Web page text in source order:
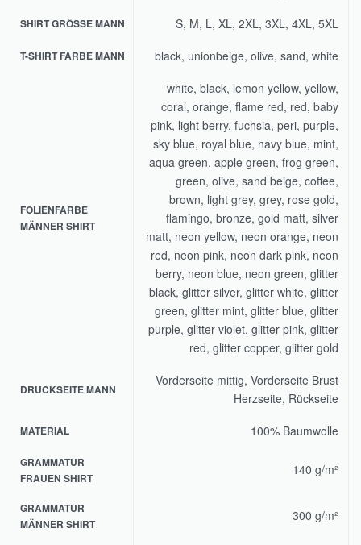
SHIRT GRÖSSE MANN S, M, L, XL, 2XL, 3XL, 4XL, 5XL
T-SHIRT FARBE MANN black, unionbeige, olive, sand, white
FOLIENFARBE
MÄNNER SHIRT
white, black, lemon yellow, yellow,
coral, orange, flame red, red, baby
pink, light berry, fuchsia, peri, purple,
sky blue, royal blue, navy blue, mint,
aqua green, apple green, frog green,
green, olive, sand beige, coffee,
brown, light grey, grey, rose gold,
flamingo, bronze, gold matt, silver
matt, neon yellow, neon orange, neon
red, neon pink, neon dark pink, neon
berry, neon blue, neon green, glitter
black, glitter silver, glitter white, glitter
green, glitter mint, glitter blue, glitter
purple, glitter violet, glitter pink, glitter
red, glitter copper, glitter gold
DRUCKSEITE MANN
Vorderseite mittig, Vorderseite Brust
Herzseite, Rückseite
MATERIAL 100% Baumwolle
GRAMMATUR
FRAUEN SHIRT
140 g/m²
GRAMMATUR
MÄNNER SHIRT
300 g/m²